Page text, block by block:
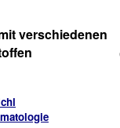
verschiedenen